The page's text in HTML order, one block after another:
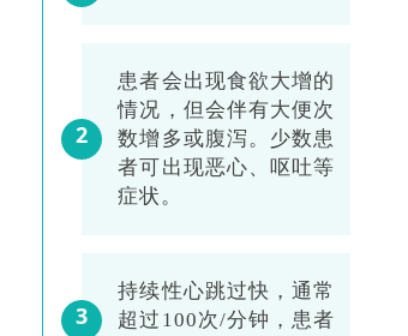
2
患者会出现食欲大增的
情况，但会伴有大便次
数增多或腹泻。少数患
者可出现恶心、呕吐等
症状。
3
持续性心跳过快，通常
超过100次/分钟，患者